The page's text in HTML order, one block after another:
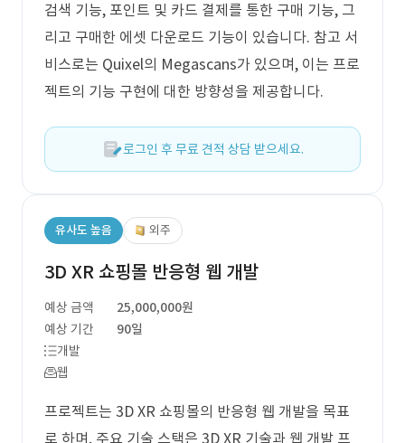
검색 기능, 포인트 및 카드 결제를 통한 구매 기능, 그
리고 구매한 에셋 다운로드 기능이 있습니다. 참고 서
비스로는 Quixel의 Megascans가 있으며, 이는 프로
젝트의 기능 구현에 대한 방향성을 제공합니다.
로그인 후 무료 견적 상담 받으세요.
유사도 높음 외주
3D XR 쇼핑몰 반응형 웹 개발
예상 금액
25,000,000원
예상 기간
90일
개발
웹
프로젝트는 3D XR 쇼핑몰의 반응형 웹 개발을 목표
로 하며, 주요 기술 스택은 3D XR 기술과 웹 개발 프